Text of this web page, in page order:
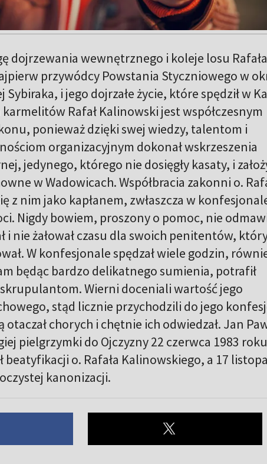
dojrzewania wewnętrznego i koleje losu Rafała
przywódcy Powstania Styczniowego w
i jego dojrzałe życie, które spędził w
Rafał Kalinowski jest współczesnym
ponieważ dzięki swej wiedzy, talentom i
organizacyjnym dokonał wskrzeszenia
jedynego, którego nie dosięgły kasaty, i
w Wadowicach. Współbracia zakonni o.
z nim jako kapłanem, zwłaszcza w
Nigdy bowiem, proszony o pomoc, nie
i nie żałował czasu dla swoich penitentów,
W konfesjonale spędzał wiele godzin,
będąc bardzo delikatnego sumienia, potrafił
Wierni doceniali wartość jego
stąd licznie przychodzili do jego
chorych i chętnie ich odwiedzał. Jan
pielgrzymki do Ojczyzny 22 czerwca 1983
beatyfikacji o. Rafała Kalinowskiego, a 17
kanonizacji.